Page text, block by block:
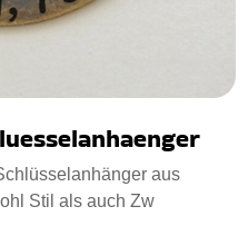
aus
Stil als auch Zw